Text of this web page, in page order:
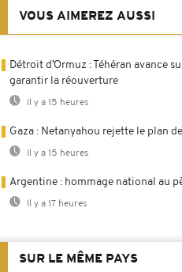
VOUS AIMEREZ AUSSI
Détroit d’Ormuz : Téhéran avance
garantir la réouverture
Il y a 15 heures
Gaza : Netanyahou rejette le plan
Il y a 15 heures
Argentine : hommage national au
Il y a 17 heures
SUR LE MÊME PAYS